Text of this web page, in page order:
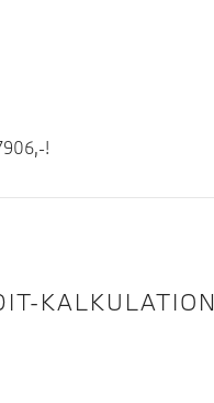
!
KALKULATION